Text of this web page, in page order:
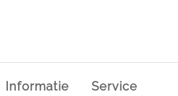
Informatie Service